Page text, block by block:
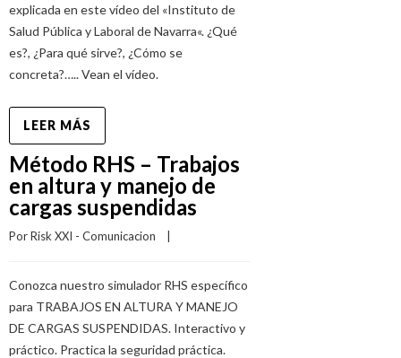
explicada en este vídeo del «Instituto de
Salud Pública y Laboral de Navarra«. ¿Qué
es?, ¿Para qué sirve?, ¿Cómo se
concreta?….. Vean el vídeo.
LEER MÁS
Método RHS – Trabajos
en altura y manejo de
cargas suspendidas
Por Risk XXI - Comunicacion
Conozca nuestro simulador RHS específico
para TRABAJOS EN ALTURA Y MANEJO
DE CARGAS SUSPENDIDAS. Interactivo y
práctico. Practica la seguridad práctica.